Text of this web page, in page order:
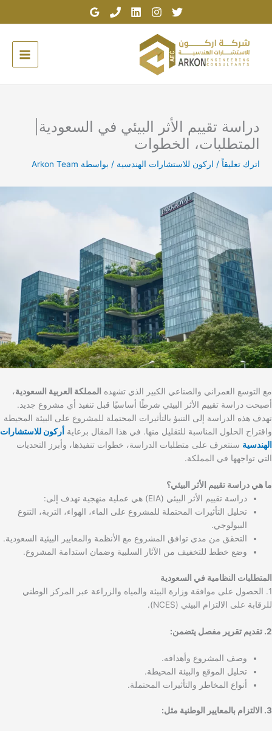
دراسة تقييم الأثر البيئي في السعودية|
المتطلبات، الخطوات
اترك تعليقاً / اركون للاستشارات الهندسية / بواسطة Arkon Team
مع التوسع العمراني والصناعي الكبير الذي تشهده المملكة العربية السعودية،
أصبحت دراسة تقييم الأثر البيئي شرطًا أساسيًا قبل تنفيذ أي مشروع جديد.
تهدف هذه الدراسة إلى التنبؤ بالتأثيرات المحتملة للمشروع على البيئة المحيطة
واقتراح الحلول المناسبة للتقليل منها. في هذا المقال برعاية أركون للاستشارات
الهندسية سنتعرف على متطلبات الدراسة، خطوات تنفيذها، وأبرز التحديات
التي تواجهها في المملكة.
ما هي دراسة تقييم الأثر البيئي؟
دراسة تقييم الأثر البيئي (EIA) هي عملية منهجية تهدف إلى:
تحليل التأثيرات المحتملة للمشروع على الماء، الهواء، التربة، التنوع
البيولوجي.
التحقق من مدى توافق المشروع مع الأنظمة والمعايير البيئية السعودية.
وضع خطط للتخفيف من الآثار السلبية وضمان استدامة المشروع.
المتطلبات النظامية في السعودية
1. الحصول على موافقة وزارة البيئة والمياه والزراعة عبر المركز الوطني
للرقابة على الالتزام البيئي (NCES).
2. تقديم تقرير مفصل يتضمن:
وصف المشروع وأهدافه.
تحليل الموقع والبيئة المحيطة.
أنواع المخاطر والتأثيرات المحتملة.
3. الالتزام بالمعايير الوطنية مثل: